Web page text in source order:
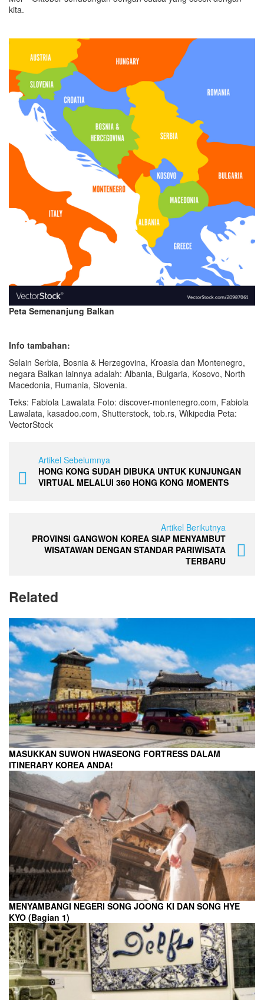
kita.
Peta Semenanjung Balkan
Info tambahan:
Selain Serbia, Bosnia & Herzegovina, Kroasia dan Montenegro,
negara Balkan lainnya adalah: Albania, Bulgaria, Kosovo, North
Macedonia, Rumania, Slovenia.
Teks: Fabiola Lawalata Foto: discover-montenegro.com, Fabiola
Lawalata, kasadoo.com, Shutterstock, tob.rs, Wikipedia Peta:
VectorStock
Artikel Sebelumnya
HONG KONG SUDAH DIBUKA UNTUK KUNJUNGAN
VIRTUAL MELALUI 360 HONG KONG MOMENTS
Artikel Berikutnya
PROVINSI GANGWON KOREA SIAP MENYAMBUT
WISATAWAN DENGAN STANDAR PARIWISATA
TERBARU
Related
MASUKKAN SUWON HWASEONG FORTRESS DALAM
ITINERARY KOREA ANDA!
MENYAMBANGI NEGERI SONG JOONG KI DAN SONG HYE
KYO (Bagian 1)